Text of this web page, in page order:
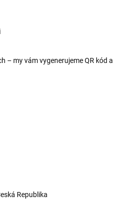
– my vám vygenerujeme QR kód
Republika